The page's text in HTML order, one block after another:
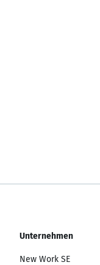
Unternehmen
New Work SE